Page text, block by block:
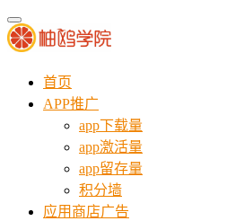
首页
APP推广
app下载量
app激活量
app留存量
积分墙
应用商店广告